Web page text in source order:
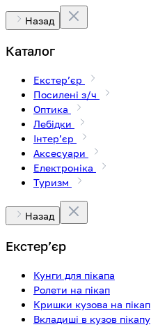
Назад
Каталог
Екстерʼєр
Посилені з/ч
Оптика
Лебідки
Інтерʼєр
Аксесуари
Електроніка
Туризм
Назад
Екстерʼєр
Кунги для пікапа
Ролети на пікап
Кришки кузова на пікап
Вкладиші в кузов пікапу